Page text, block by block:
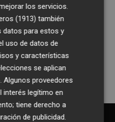
actualidad de
en tu correo
los servicios.
(1913) también
datos para estos y
uso de datos de
y características
se aplican
Algunos proveedores
interés legítimo en
tiene derecho a
de publicidad